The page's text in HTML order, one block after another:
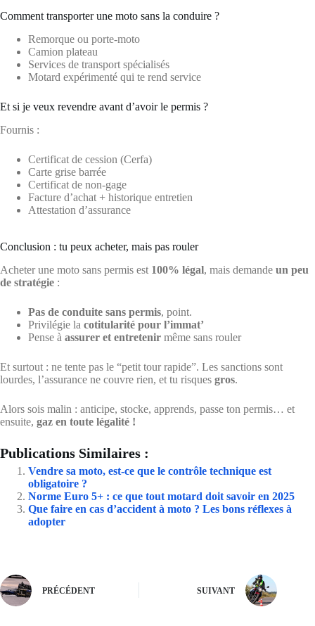
Comment transporter une moto sans la conduire ?
Remorque ou porte-moto
Camion plateau
Services de transport spécialisés
Motard expérimenté qui te rend service
Et si je veux revendre avant d’avoir le permis ?
Fournis :
Certificat de cession (Cerfa)
Carte grise barrée
Certificat de non-gage
Facture d’achat + historique entretien
Attestation d’assurance
Conclusion : tu peux acheter, mais pas rouler
Acheter une moto sans permis est 100% légal, mais demande un peu
de stratégie :
Pas de conduite sans permis, point.
Privilégie la cotitularité pour l’immat’
Pense à assurer et entretenir même sans rouler
Et surtout : ne tente pas le “petit tour rapide”. Les sanctions sont
lourdes, l’assurance ne couvre rien, et tu risques gros.
Alors sois malin : anticipe, stocke, apprends, passe ton permis… et
ensuite, gaz en toute légalité !
Publications Similaires :
Vendre sa moto, est-ce que le contrôle technique est
obligatoire ?
Norme Euro 5+ : ce que tout motard doit savoir en 2025
Que faire en cas d’accident à moto ? Les bons réflexes à
adopter
PRÉCÉDENT SUIVANT